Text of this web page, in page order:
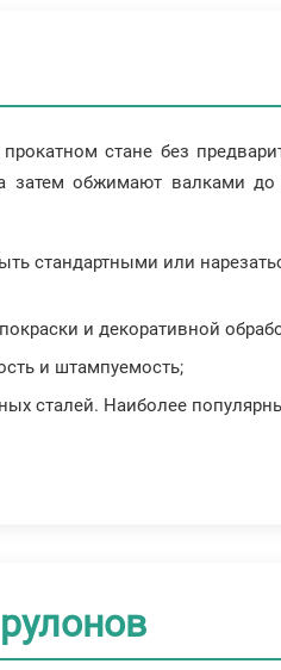
стане без
затем обжимают валками
стандартными или
и декоративной
и штампуемость;
сталей. Наиболее